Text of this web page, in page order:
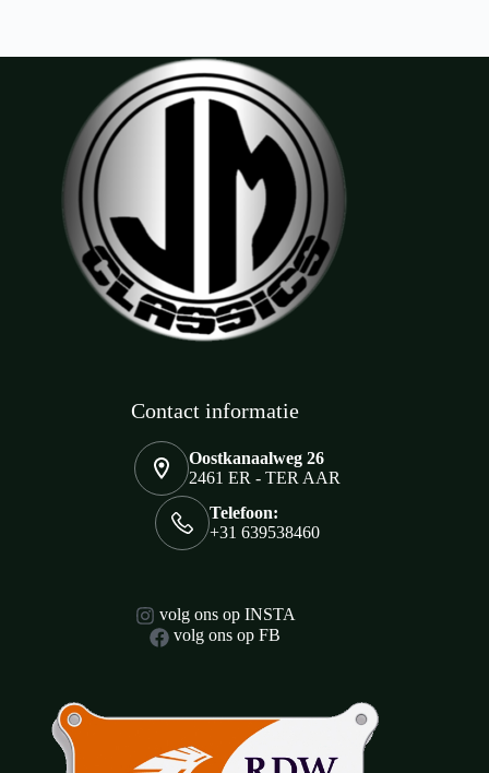
Contact informatie
Oostkanaalweg 26
2461 ER - TER AAR
Telefoon:
+31 639538460
volg ons op INSTA
volg ons op FB